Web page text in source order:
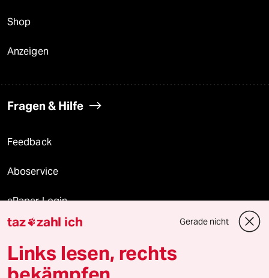
Shop
Anzeigen
Fragen & Hilfe
Feedback
Aboservice
ePaper Login
Downloads für Abonnierende
taz zahl ich Gerade nicht
Links lesen, rechts